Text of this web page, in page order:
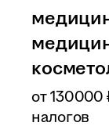
от130 000
налогов